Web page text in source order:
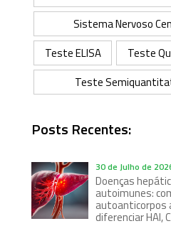
Sistema Nervoso
Teste ELISA
Teste
Teste
Posts Recentes:
30 de Julho de
Doenças
autoimunes:
autoanticorpos
diferenciar HAI,